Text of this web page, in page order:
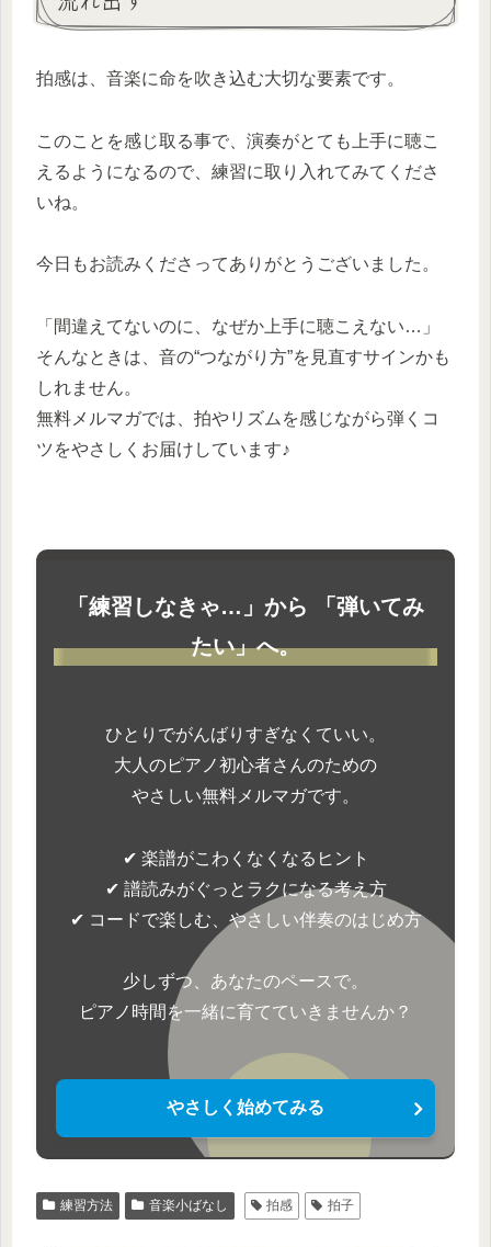
拍感は、音楽に命を吹き込む大切な要素です。
このことを感じ取る事で、演奏がとても上手に聴こ
えるようになるので、練習に取り入れてみてくださ
いね。
今日もお読みくださってありがとうございました。
「間違えてないのに、なぜか上手に聴こえない…」
そんなときは、音の“つながり方”を見直すサインかも
しれません。
無料メルマガでは、拍やリズムを感じながら弾くコ
ツをやさしくお届けしています♪
「練習しなきゃ…」から 「弾いてみ
たい」へ。
ひとりでがんばりすぎなくていい。
大人のピアノ初心者さんのための
やさしい無料メルマガです。
✔ 楽譜がこわくなくなるヒント
✔ 譜読みがぐっとラクになる考え方
✔ コードで楽しむ、やさしい伴奏のはじめ方
少しずつ、あなたのペースで。
ピアノ時間を一緒に育てていきませんか？
やさしく始めてみる
練習方法 音楽小ばなし 拍感 拍子